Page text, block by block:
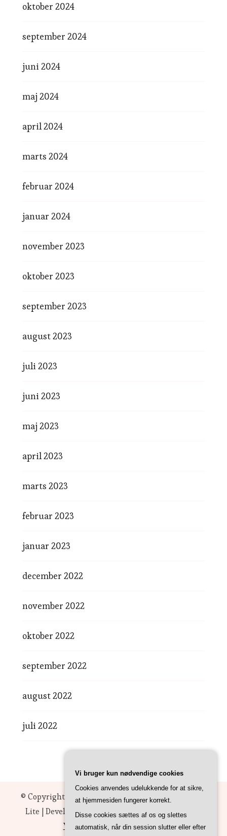
oktober 2024
september 2024
juni 2024
maj 2024
april 2024
marts 2024
februar 2024
januar 2024
november 2023
oktober 2023
september 2023
august 2023
juli 2023
juni 2023
maj 2023
april 2023
marts 2023
februar 2023
januar 2023
december 2022
november 2022
oktober 2022
september 2022
august 2022
juli 2022
© Copyright 2026Cebu. All Rights Reserved.
Lite | Developed ByBlossom Themes . Powered by
WordPress.Privatlivspolitik
Vi bruger kun nødvendige cookies
Cookies anvendes udelukkende for at sikre,
at hjemmesiden fungerer korrekt.
Disse cookies sættes af os og slettes
automatisk, når din session slutter eller efter